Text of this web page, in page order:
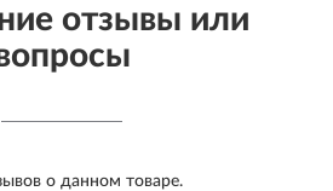
отзывы или
о данном товаре.